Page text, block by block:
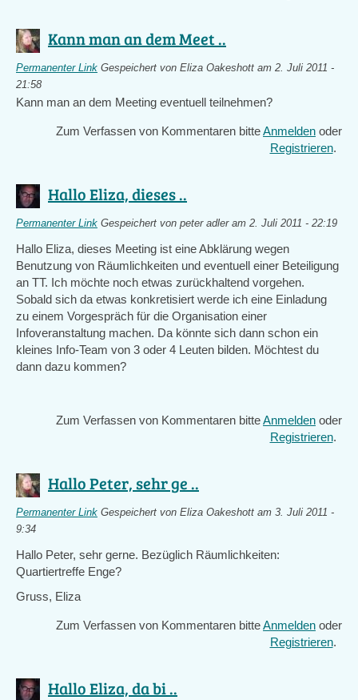
Kann man an dem Meet ..
Permanenter Link Gespeichert von Eliza Oakeshott am 2. Juli 2011 -
21:58
Kann man an dem Meeting eventuell teilnehmen?
Zum Verfassen von Kommentaren bitteAnmelden oder
Registrieren.
Hallo Eliza, dieses ..
Permanenter Link Gespeichert von peter adleram 2. Juli 2011 - 22:19
Hallo Eliza, dieses Meeting ist eine Abklärung wegen
Benutzung von Räumlichkeiten und eventuell einer Beteiligung
an TT. Ich möchte noch etwas zurückhaltend vorgehen.
Sobald sich da etwas konkretisiert werde ich eine Einladung
zu einem Vorgespräch für die Organisation einer
Infoveranstaltung machen. Da könnte sich dann schon ein
kleines Info-Team von 3 oder 4 Leuten bilden. Möchtest du
dann dazu kommen?
Zum Verfassen von Kommentaren bitteAnmelden oder
Registrieren.
Hallo Peter, sehr ge ..
Permanenter Link Gespeichert von Eliza Oakeshott am 3. Juli 2011 -
9:34
Hallo Peter, sehr gerne. Bezüglich Räumlichkeiten:
Quartiertreffe Enge?
Gruss, Eliza
Zum Verfassen von Kommentaren bitteAnmelden oder
Registrieren.
Hallo Eliza, da bi ..